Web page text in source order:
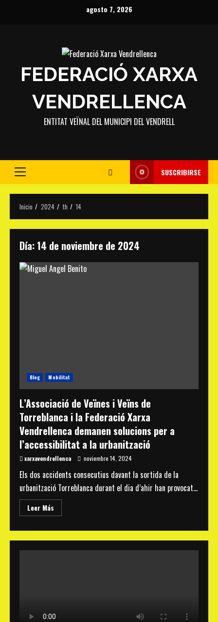
agosto 7, 2026
FEDERACIÓ XARXA
VENDRELLENCA
ENTITAT VEÏNAL DEL MUNICIPI DEL VENDRELL
Menú
SUSCRIBIRSE
Inicio 2024 th 14
Día: 14 de noviembre de 2024
Blog Mobilitat
L’Associació de Veïnes i Veïns de
Torreblanca i la Federació Xarxa
Vendrellenca demanen solucions per a
l’accessibilitat a la urbanització
xarxavendrellenca noviembre 14, 2024
Els dos accidents consecutius davant la sortida de la
urbanització Torreblanca durant el dia d’ahir han provocat...
Leer Más
more
Veïnes
i
solucions